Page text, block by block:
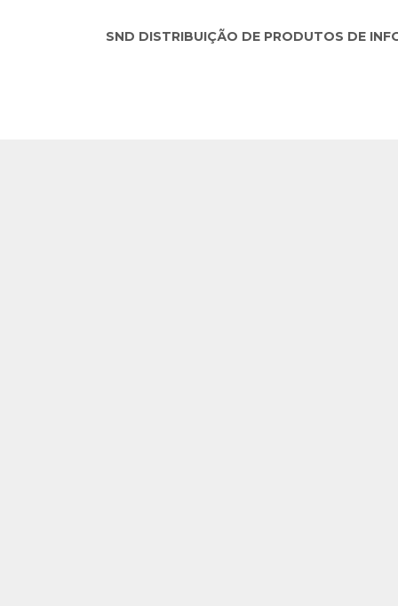
SND DISTRIBUIÇÃO DE PRODUTOS DE